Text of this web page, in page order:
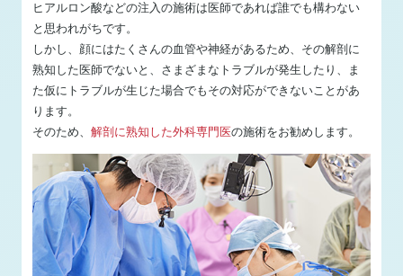
ヒアルロン酸などの注入の施術は医師であれば誰でも構わない
と思われがちです。
しかし、顔にはたくさんの血管や神経があるため、その解剖に
熟知した医師でないと、さまざまなトラブルが発生したり、ま
た仮にトラブルが生じた場合でもその対応ができないことがあ
ります。
そのため、 解剖に熟知した外科専門医の施術をお勧めします。